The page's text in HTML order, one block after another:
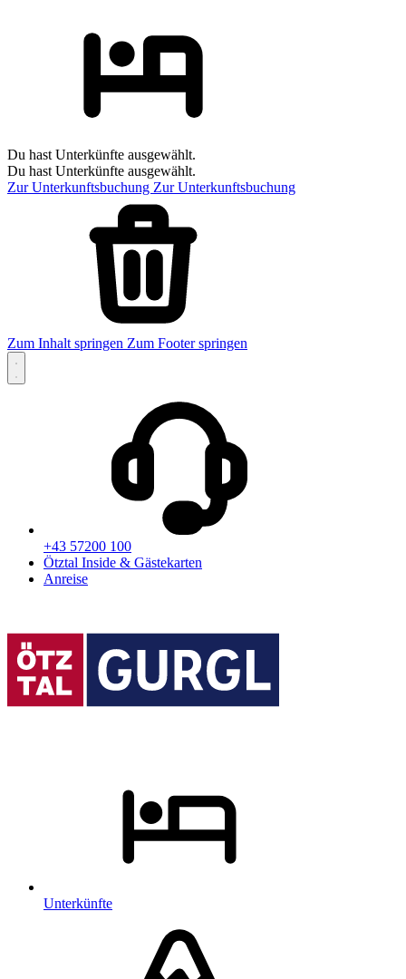
Du hast Unterkünfte ausgewählt.
Du hast Unterkünfte ausgewählt.
Zur Unterkunftsbuchung Zur Unterkunftsbuchung
Zum Inhalt springen Zum Footer springen
+43 57200 100
Ötztal Inside & Gästekarten
Anreise
Unterkünfte